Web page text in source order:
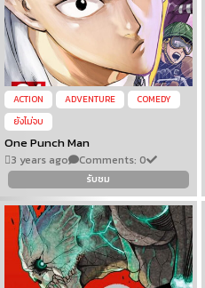
ACTION ADVENTURE
COMEDY
ยังไม่จบ
One Punch Man
3 years ago Comments: 0
รับชม